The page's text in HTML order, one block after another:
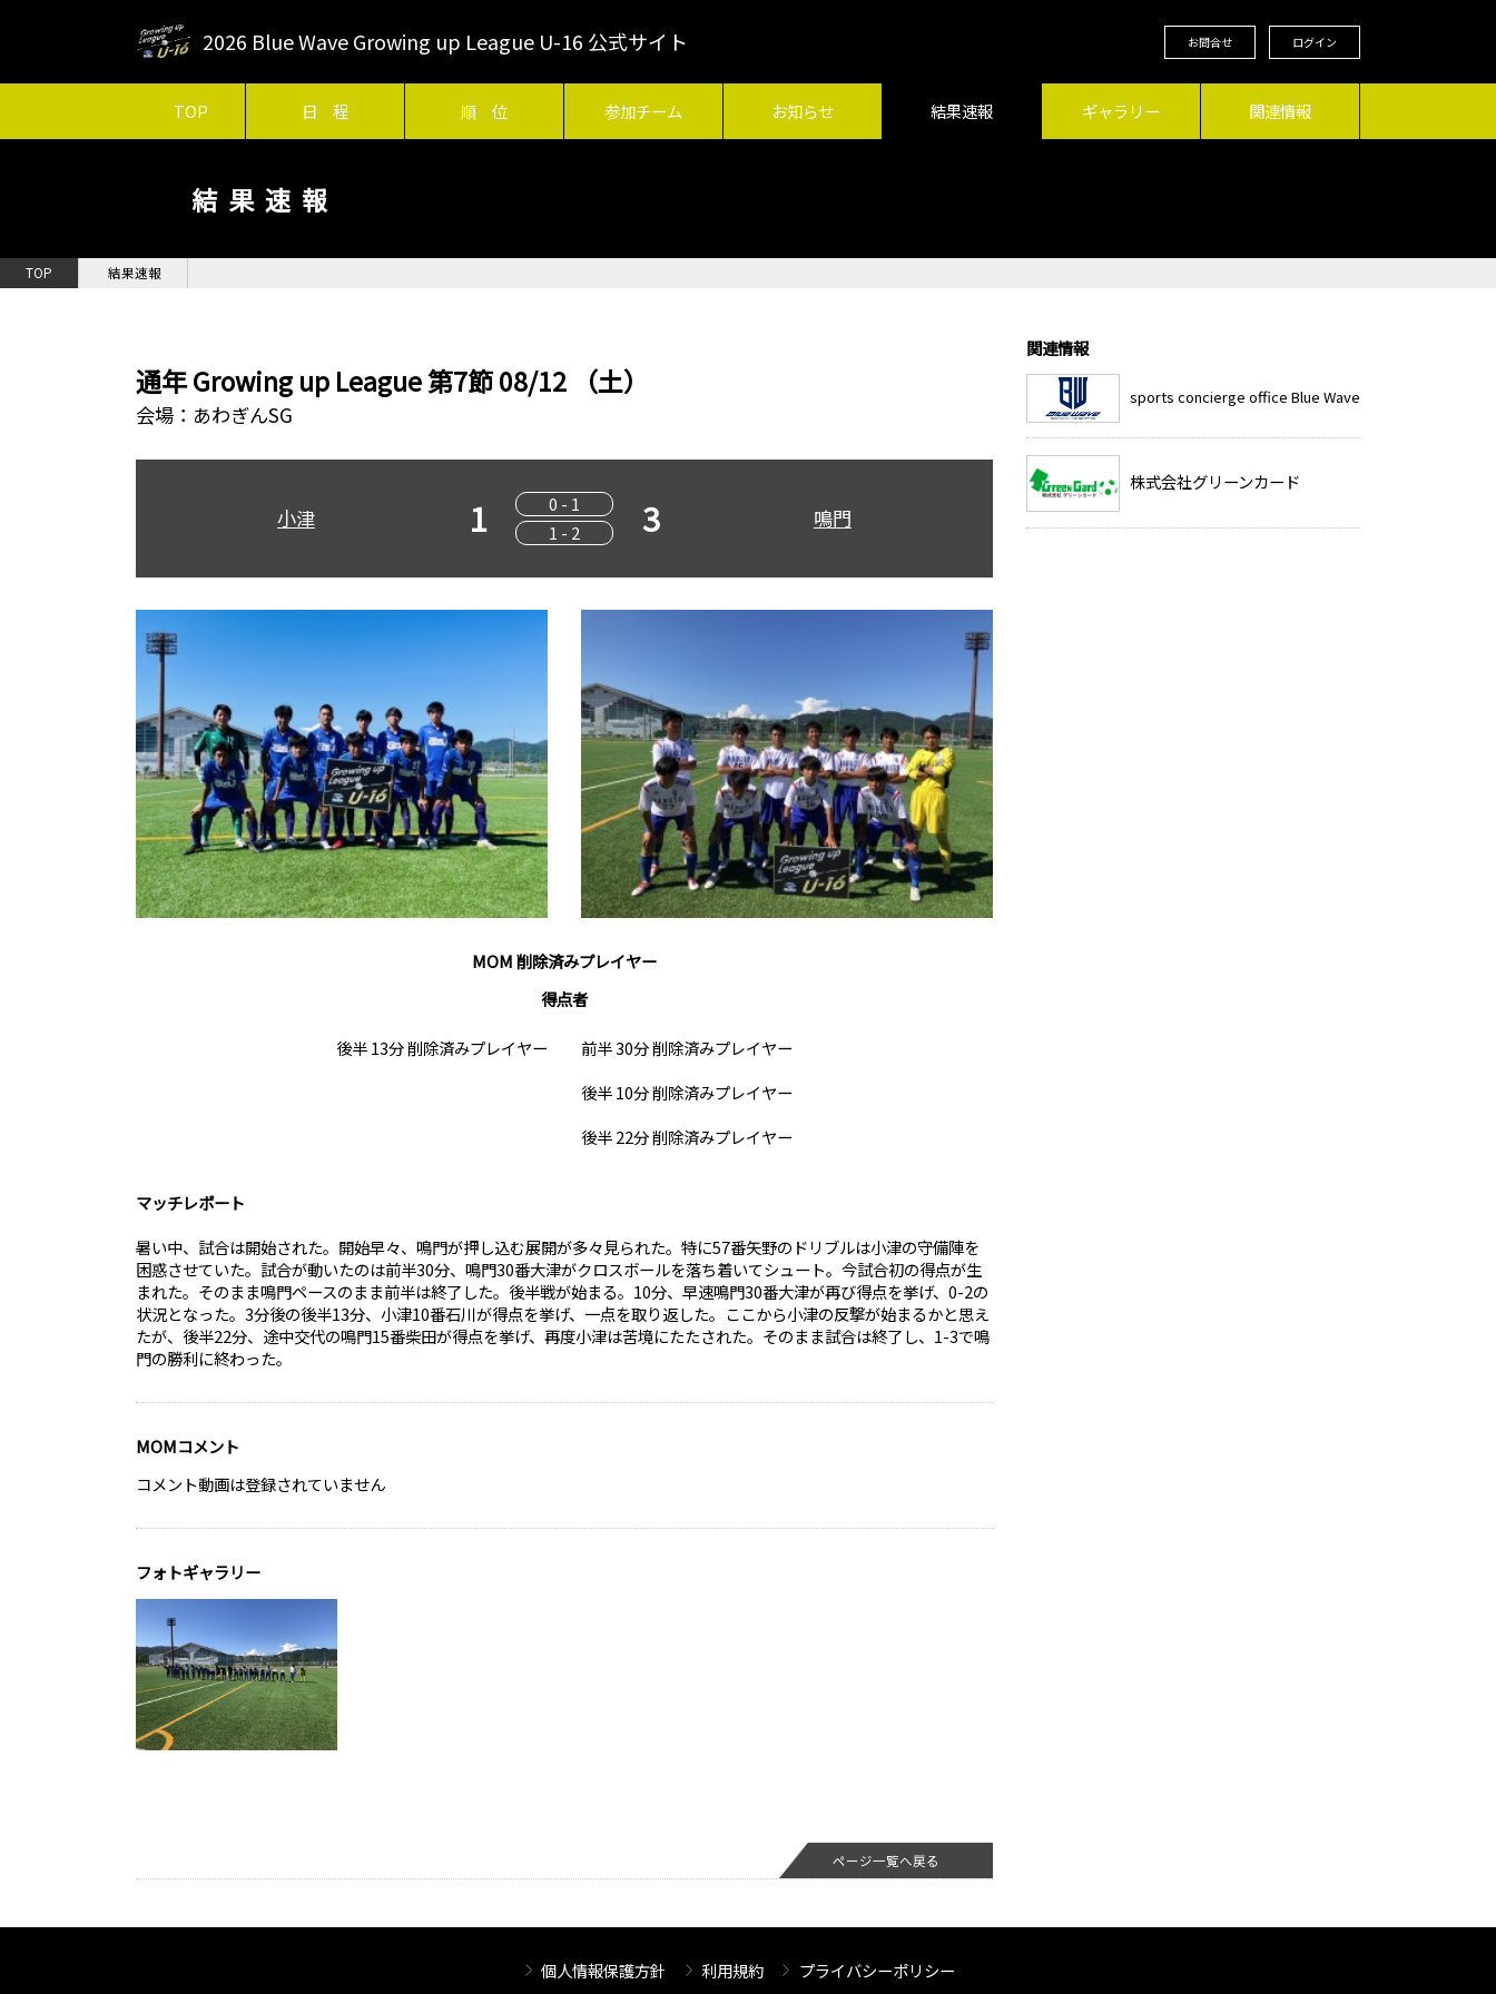
2026 Blue Wave Growing up League U-16 公式サイト お問合せ ログイン
TOP 日 程 順 位 参加チーム お知らせ 結果速報 ギャラリー 関連情報
結果速報
TOP 結果速報
通年 Growing up League 第7節 08/12 （土）
会場：あわぎんSG
小津 1
0 - 1
1 - 2
3 鳴門
MOM 削除済みプレイヤー
得点者
後半 13分 削除済みプレイヤー
前半 30分 削除済みプレイヤー
後半 10分 削除済みプレイヤー
後半 22分 削除済みプレイヤー
マッチレポート
暑い中、試合は開始された。開始早々、鳴門が押し込む展開が多々見られた。特に57番矢野のドリブルは小津の守備陣を
困惑させていた。試合が動いたのは前半30分、鳴門30番大津がクロスボールを落ち着いてシュート。今試合初の得点が生
まれた。そのまま鳴門ペースのまま前半は終了した。後半戦が始まる。10分、早速鳴門30番大津が再び得点を挙げ、0-2の
状況となった。3分後の後半13分、小津10番石川が得点を挙げ、一点を取り返した。ここから小津の反撃が始まるかと思え
たが、後半22分、途中交代の鳴門15番柴田が得点を挙げ、再度小津は苦境にたたされた。そのまま試合は終了し、1-3で鳴
門の勝利に終わった。
MOMコメント
コメント動画は登録されていません
フォトギャラリー
ページ一覧へ戻る
関連情報
sports concierge office Blue Wave
株式会社グリーンカード
個人情報保護方針 利用規約 プライバシーポリシー